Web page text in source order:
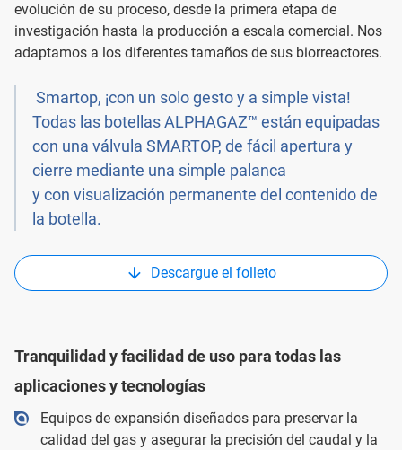
evolución de su proceso, desde la primera etapa de
investigación hasta la producción a escala comercial. Nos
adaptamos a los diferentes tamaños de sus biorreactores.
Smartop, ¡con un solo gesto y a simple vista!
Todas las botellas ALPHAGAZ™ están equipadas
con una válvula SMARTOP, de fácil apertura y
cierre mediante una simple palanca
y con visualización permanente del contenido de
la botella.
Descargue el folleto
Tranquilidad y facilidad de uso para todas las
aplicaciones y tecnologías
Equipos de expansión diseñados para preservar la
calidad del gas y asegurar la precisión del caudal y la